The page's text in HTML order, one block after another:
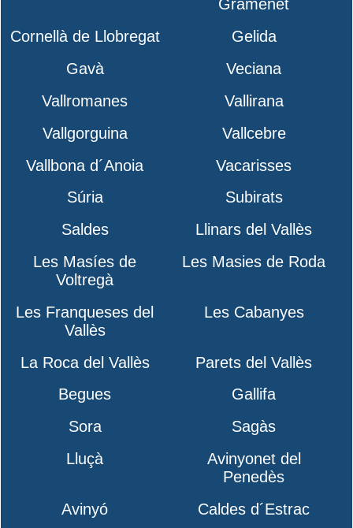
Gramenet
Cornellà de Llobregat
Gelida
Gavà
Veciana
Vallromanes
Vallirana
Vallgorguina
Vallcebre
Vallbona d´Anoia
Vacarisses
Súria
Subirats
Saldes
Llinars del Vallès
Les Masíes de
Voltregà
Les Masies de Roda
Les Franqueses del
Vallès
Les Cabanyes
La Roca del Vallès
Parets del Vallès
Begues
Gallifa
Sora
Sagàs
Lluçà
Avinyonet del
Penedès
Avinyó
Caldes d´Estrac